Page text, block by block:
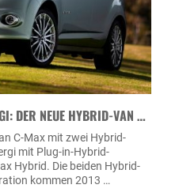
DER NEUE HYBRID-VAN …
C-Max mit zwei Hybrid-
mit Plug-in-Hybrid-
Hybrid. Die beiden Hybrid-
kommen 2013 …